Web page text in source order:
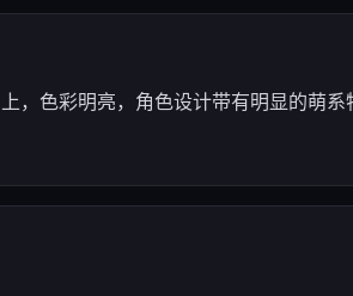
，色彩明亮，角色设计带有明显的萌